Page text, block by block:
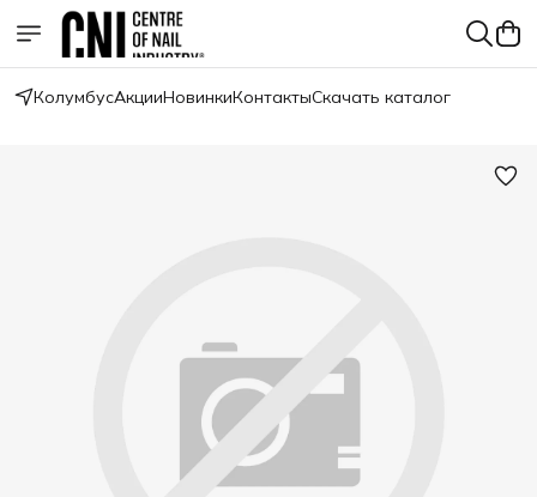
КолумбусАкцииНовинкиКонтактыСкачать каталог